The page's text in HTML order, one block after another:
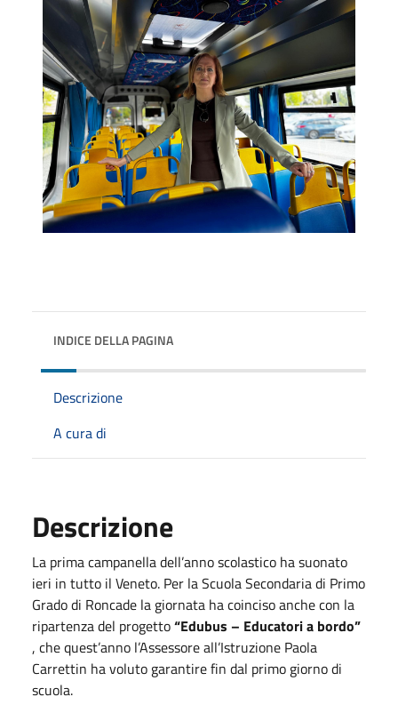
INDICE DELLA PAGINA
Descrizione
A cura di
Descrizione
La prima campanella dell’anno scolastico ha suonato
ieri in tutto il Veneto. Per la Scuola Secondaria di Primo
Grado di Roncade la giornata ha coinciso anche con la
ripartenza del progetto“Edubus – Educatori a bordo”
, che quest’anno l’Assessore all’Istruzione Paola
Carrettin ha voluto garantire fin dal primo giorno di
scuola.